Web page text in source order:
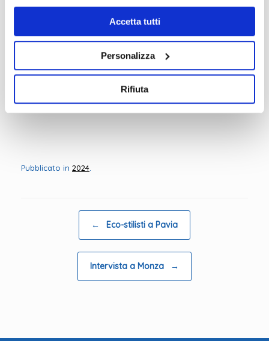
Accetta tutti
Personalizza
Rifiuta
operare secondo i valori di accoglienza
e rispetto delle persone per aiutarsi a
crescere in un clima di comunità e
amicizia, con l’aiuto del buonDio.
Pubblicato in 2024
← Eco-stilisti a Pavia
Intervista a Monza →